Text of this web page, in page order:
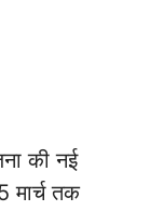
की नई
मार्च तक